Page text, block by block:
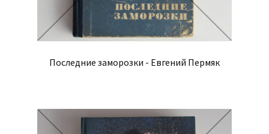
Последние заморозки - Евгений Пермяк